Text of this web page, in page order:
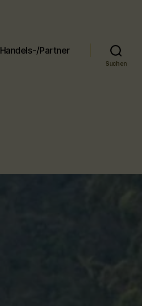
Handels-/Partner
Suchen